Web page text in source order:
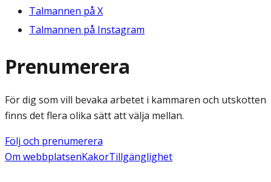
Talmannen på X
Talmannen på Instagram
Prenumerera
För dig som vill bevaka arbetet i kammaren och utskotten
finns det flera olika sätt att välja mellan.
Följ och prenumerera
Om webbplatsenKakorTillgänglighet